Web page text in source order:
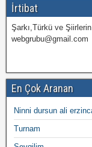
İrtibat
Şarkı,Türkü ve
webgrubu@gmail.com
En Çok Aranan
Ninni dursun ali
Turnam